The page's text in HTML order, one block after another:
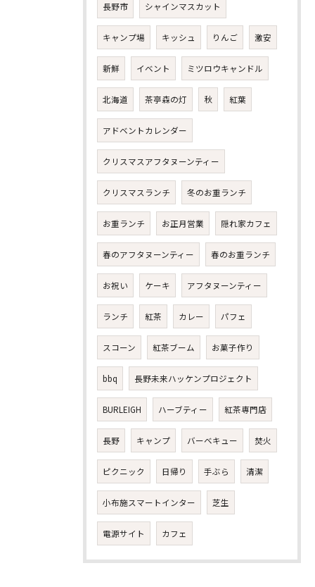
長野市 シャインマスカット
キャンプ場 キッシュ りんご 激安
新鮮 イベント ミツロウキャンドル
北海道 茶亭森の灯 秋 紅葉
アドベントカレンダー
クリスマスアフタヌーンティー
クリスマスランチ 冬のお重ランチ
お重ランチ お正月営業 隠れ家カフェ
春のアフタヌーンティー 春のお重ランチ
お祝い ケーキ アフタヌーンティー
ランチ 紅茶 カレー パフェ
スコーン 紅茶ブーム お菓子作り
bbq 長野未来ハッケンプロジェクト
BURLEIGH ハーブティー 紅茶専門店
長野 キャンプ バーベキュー 焚火
ピクニック 日帰り 手ぶら 清潔
小布施スマートインター 芝生
電源サイト カフェ
お気軽にお問い合わせください